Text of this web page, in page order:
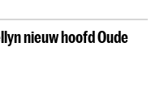
Dans
Onderzoek
nieuw hoofd Oude